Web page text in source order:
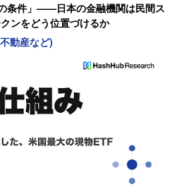
条件」——日本の金融機関は民間ス
ンをどう位置づけるか
動産など)